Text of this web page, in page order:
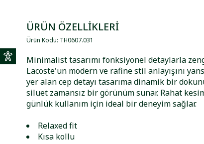
ÜRÜN ÖZELLİKLERİ
Ürün Kodu: TH0607.031
Minimalist tasarımı fonksiyonel detaylarla
Lacoste'un modern ve rafine stil anlayışını
yer alan cep detayı tasarıma dinamik bir
siluet zamansız bir görünüm sunar. Rahat
günlük kullanım için ideal bir deneyim sağlar.
Relaxed fit
Kısa kollu